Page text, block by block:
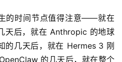
的时间节点值得注意——就在
天后，就在 Anthropic 的地球
的几天后，就在 Hermes 3 刚
的几天后，就在整个